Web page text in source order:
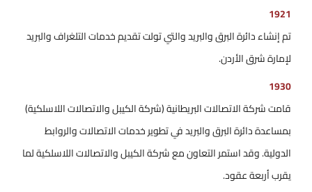
1921
تم إنشاء دائرة البرق والبريد والتي تولت تقديم خدمات التلغراف والبريد
لإمارة شرق الأردن.
1930
قامت شركة الاتصالات البريطانية (شركة الكيبل والاتصالات اللاسلكية)
بمساعدة دائرة البرق والبريد في تطوير خدمات الاتصالات والروابط
الدولية. وقد استمر التعاون مع شركة الكيبل والاتصالات اللاسلكية لما
يقرب أربعة عقود.